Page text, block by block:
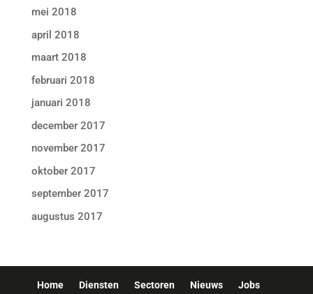
mei 2018
april 2018
maart 2018
februari 2018
januari 2018
december 2017
november 2017
oktober 2017
september 2017
augustus 2017
Home Diensten Sectoren Nieuws Jobs